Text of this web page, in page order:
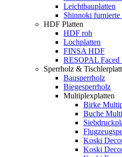
Leichtbauplatten
Shinnoki
HDF Platten
HDF roh
Lochplatten
FINSA HDF
RESOPAL Faced
Sperrholz &
Bausperrholz
Biegesperrholz
Multiplexplatten
Birke
Buche
Koski
Koski